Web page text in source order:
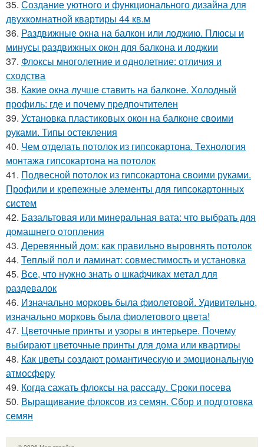
35. Создание уютного и функционального дизайна для
двухкомнатной квартиры 44 кв.м
36. Раздвижные окна на балкон или лоджию. Плюсы и
минусы раздвижных окон для балкона и лоджии
37. Флоксы многолетние и однолетние: отличия и
сходства
38. Какие окна лучше ставить на балконе. Холодный
профиль: где и почему предпочтителен
39. Установка пластиковых окон на балконе своими
руками. Типы остекления
40. Чем отделать потолок из гипсокартона. Технология
монтажа гипсокартона на потолок
41. Подвесной потолок из гипсокартона своими руками.
Профили и крепежные элементы для гипсокартонных
систем
42. Базальтовая или минеральная вата: что выбрать для
домашнего отопления
43. Деревянный дом: как правильно выровнять потолок
44. Теплый пол и ламинат: совместимость и установка
45. Все, что нужно знать о шкафчиках метал для
раздевалок
46. Изначально морковь была фиолетовой. Удивительно,
изначально морковь была фиолетового цвета!
47. Цветочные принты и узоры в интерьере. Почему
выбирают цветочные принты для дома или квартиры
48. Как цветы создают романтическую и эмоциональную
атмосферу
49. Когда сажать флоксы на рассаду. Сроки посева
50. Выращивание флоксов из семян. Сбор и подготовка
семян